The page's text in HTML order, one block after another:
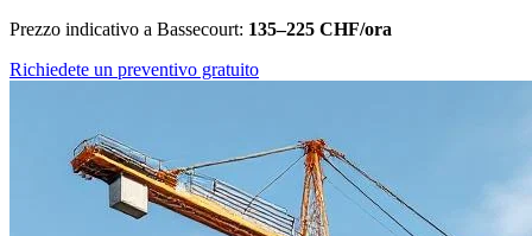
Prezzo indicativo a Bassecourt: 135–225 CHF/ora
Richiedete un preventivo gratuito